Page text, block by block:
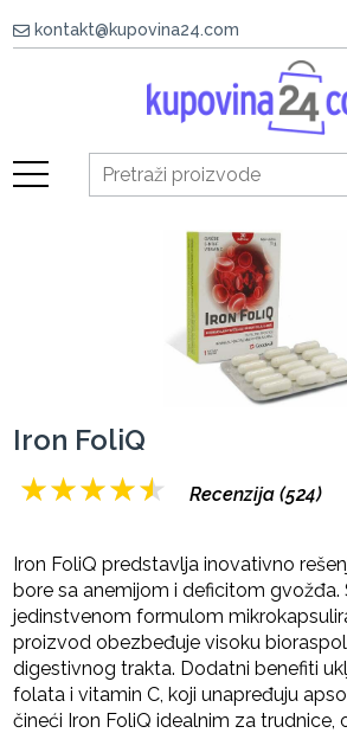
kontakt@kupovina24.com
Iron FoliQ
★★★★★ Recenzija (524)
Iron FoliQ predstavlja inovativno
bore sa anemijom i deficitom gvožđa.
jedinstvenom formulom
proizvod obezbeđuje visoku
digestivnog trakta. Dodatni benefiti
folata i vitamin C, koji unapređuju
čineći Iron FoliQ idealnim za trudnice,